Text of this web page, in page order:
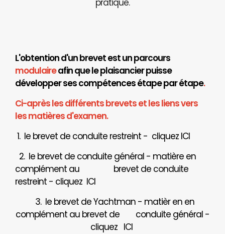
pratique.
L'obtention d'un brevet est un parcours
modulaireafin que le plaisancier puisse
développer ses compétences étape par étape.
Ci-après les différents brevets et les liens vers
les matières d'examen.
1. le brevet de conduite restreint - cliquez ICI
2. le brevet de conduite général - matière en
complément au brevet de conduite
restreint - cliquez ICI
3. le brevet de Yachtman - matièr en en
complément au brevet de
conduite général -
cliquez ICI